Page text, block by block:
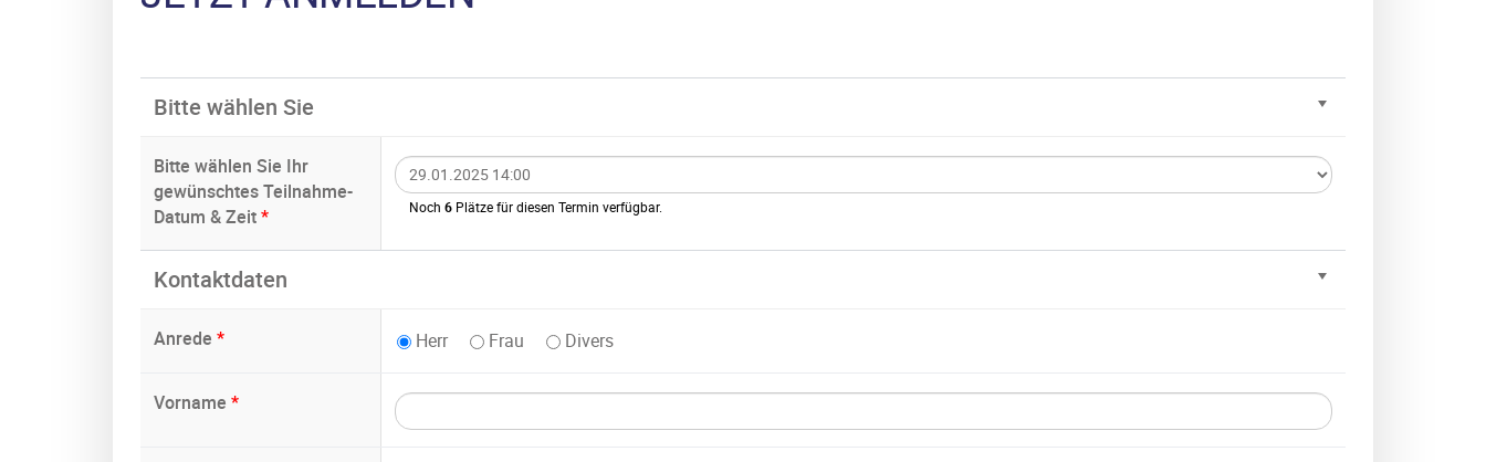
Bitte wählen Sie
Bitte wählen Sie Ihr
gewünschtes Teilnahme-
Datum & Zeit* Noch 6 Plätze für diesen Termin verfügbar.
Kontaktdaten
Anrede * Herr Frau Divers
Vorname *